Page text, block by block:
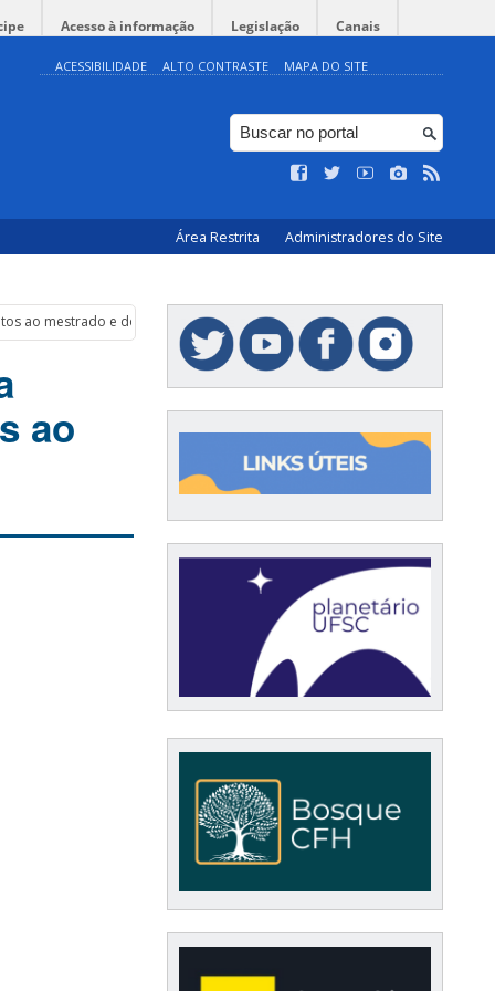
Acesso à informação Legislação Canais
ACESSIBILIDADE ALTO CONTRASTE MAPA DO SITE
Área Restrita Administradores do Site
ao mestrado e doutorado
ao